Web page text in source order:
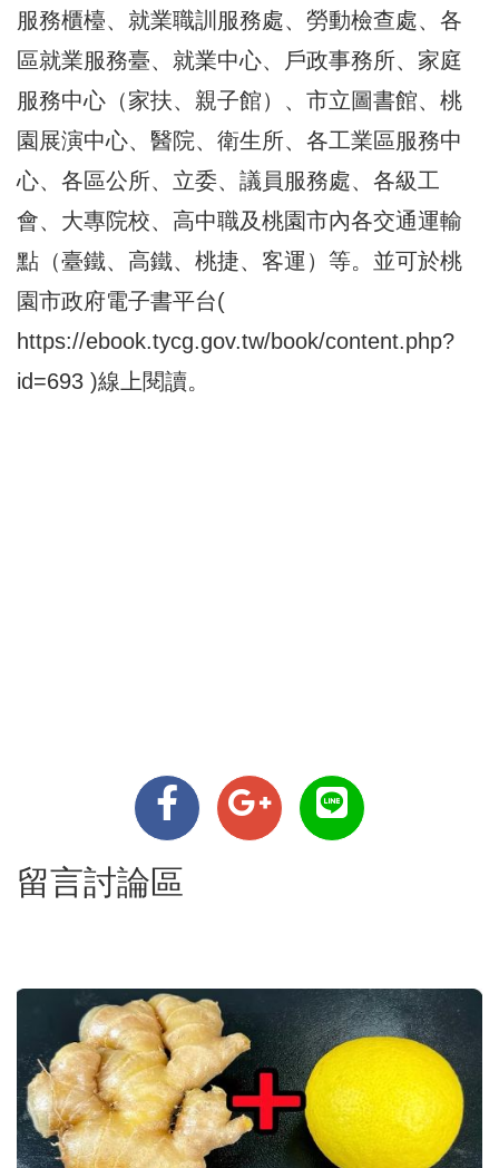
服務櫃檯、就業職訓服務處、勞動檢查處、各
區就業服務臺、就業中心、戶政事務所、家庭
服務中心（家扶、親子館）、市立圖書館、桃
園展演中心、醫院、衛生所、各工業區服務中
心、各區公所、立委、議員服務處、各級工
會、大專院校、高中職及桃園市內各交通運輸
點（臺鐵、高鐵、桃捷、客運）等。並可於桃
園市政府電子書平台(
https://ebook.tycg.gov.tw/book/content.php?
id=693 )線上閱讀。
留言討論區